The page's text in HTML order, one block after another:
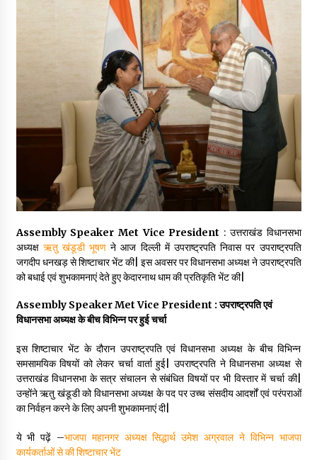
May 16, 2022
Thought Of The Day 14 May
May 14, 2022
Thought Of The Day 13 May
May 13, 2022
Thought Of The Day 12 May
May 12, 2022
Thought Of The Day 11 May
May 11, 2022
Thought Of The Day 10 May
May 10, 2022
Thought Of The Day 9 May
May 9, 2022
Assembly Speaker Met Vice President : उत्तराखंड विधानसभा
अध्यक्ष ऋतु खंडूडी भूषण ने आज दिल्ली में उपराष्ट्रपति निवास पर उपराष्ट्रपति
जगदीप धनखड़ से शिष्टाचार भेंट की| इस अवसर पर विधानसभा अध्यक्ष ने उपराष्ट्रपति
को बधाई एवं शुभकामनाएं देते हुए केदारनाथ धाम की प्रतिकृति भेंट की|
Assembly Speaker Met Vice President :उपराष्ट्रपति एवं
विधानसभा अध्यक्ष के बीच विभिन्न पर हुई चर्चा
इस शिष्टाचार भेंट के दौरान उपराष्ट्रपति एवं विधानसभा अध्यक्ष के बीच विभिन्न
समसामयिक विषयों को लेकर चर्चा वार्ता हुई| उपराष्ट्रपति ने विधानसभा अध्यक्ष से
उत्तराखंड विधानसभा के सत्र संचालन से संबंधित विषयों पर भी विस्तार में चर्चा की|
उन्होंने ऋतु खंडूडी को विधानसभा अध्यक्ष के पद पर उच्च संसदीय आदर्शों एवं परंपराओं
का निर्वहन करने के लिए अपनी शुभकामनाएं दी|
ये भी पढ़ें –भाजपा महानगर अध्यक्ष सिद्धार्थ उमेश अग्रवाल ने विभिन्न भाजपा
कार्यकर्ताओं से की शिष्टाचार भेंट